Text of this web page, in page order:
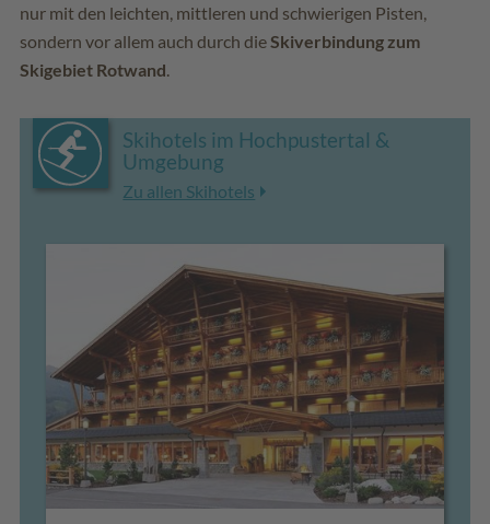
nur mit den leichten, mittleren und schwierigen Pisten,
sondern vor allem auch durch die Skiverbindung zum
Skigebiet Rotwand
Skihotels im Hochpustertal &
Umgebung
Zu allen Skihotels